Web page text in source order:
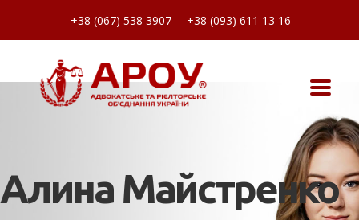
+38 (067) 538 3907 +38 (093) 611 13 16
Алина Майстренко